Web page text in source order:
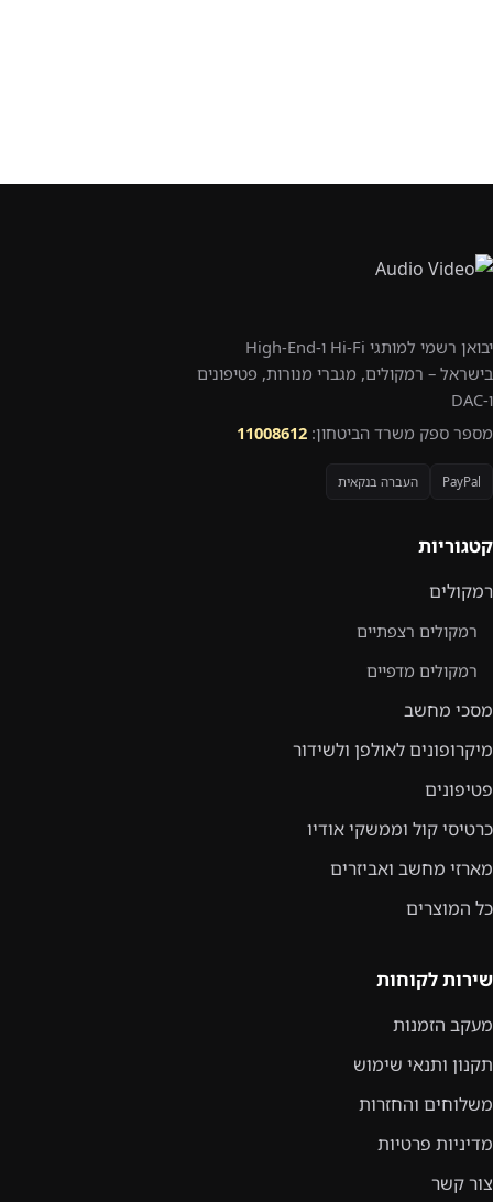
יבואן רשמי למותגי Hi-Fi ו-High-End
בישראל – רמקולים, מגברי מנורות, פטיפונים
ו-DAC
מספר ספק משרד הביטחון: 11008612
PayPal העברה בנקאית
קטגוריות
רמקולים
רמקולים רצפתיים
רמקולים מדפיים
מסכי מחשב
מיקרופונים לאולפן ולשידור
פטיפונים
כרטיסי קול וממשקי אודיו
מארזי מחשב ואביזרים
כל המוצרים
שירות לקוחות
מעקב הזמנות
תקנון ותנאי שימוש
משלוחים והחזרות
מדיניות פרטיות
צור קשר